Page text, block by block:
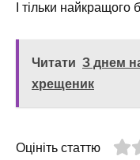
І тільки найкращого
Читати З днем
хрещеник
Оцініть статтю